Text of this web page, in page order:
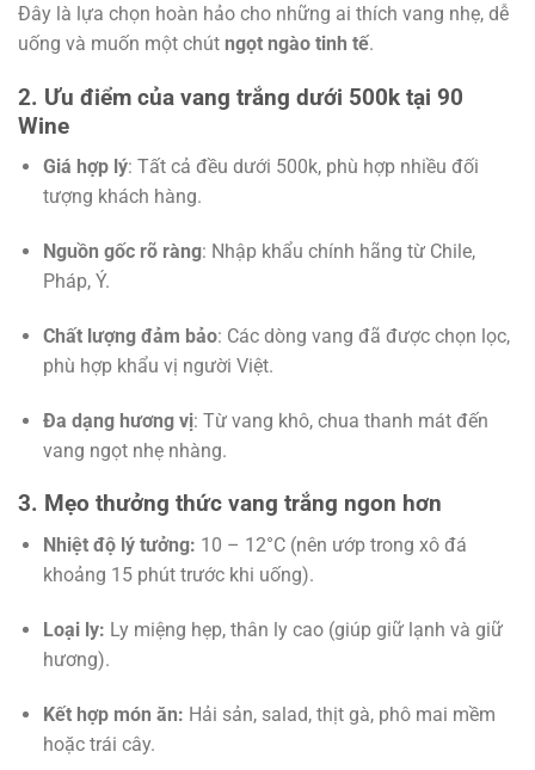
Đây là lựa chọn hoàn hảo cho những ai thích vang nhẹ, dễ
uống và muốn một chút ngọt ngào tinh tế.
2. Ưu điểm của vang trắng dưới 500k tại 90
Wine
Giá hợp lý: Tất cả đều dưới 500k, phù hợp nhiều đối
tượng khách hàng.
Nguồn gốc rõ ràng: Nhập khẩu chính hãng từ Chile,
Pháp, Ý.
Chất lượng đảm bảo: Các dòng vang đã được chọn lọc,
phù hợp khẩu vị người Việt.
Đa dạng hương vị: Từ vang khô, chua thanh mát đến
vang ngọt nhẹ nhàng.
3. Mẹo thưởng thức vang trắng ngon hơn
Nhiệt độ lý tưởng: 10 – 12°C (nên ướp trong xô đá
khoảng 15 phút trước khi uống).
Loại ly: Ly miệng hẹp, thân ly cao (giúp giữ lạnh và giữ
hương).
Kết hợp món ăn: Hải sản, salad, thịt gà, phô mai mềm
hoặc trái cây.